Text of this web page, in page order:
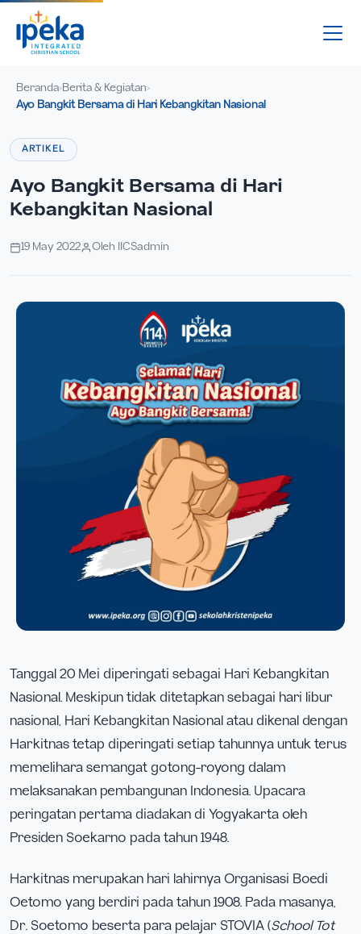
Beranda› Berita & Kegiatan›
Ayo Bangkit Bersama di Hari Kebangkitan Nasional
ARTIKEL
Ayo Bangkit Bersama di Hari
Kebangkitan Nasional
19 May 2022 Oleh IICSadmin
Tanggal 20 Mei diperingati sebagai Hari Kebangkitan
Nasional. Meskipun tidak ditetapkan sebagai hari libur
nasional, Hari Kebangkitan Nasional atau dikenal dengan
Harkitnas tetap diperingati setiap tahunnya untuk terus
memelihara semangat gotong-royong dalam
melaksanakan pembangunan Indonesia. Upacara
peringatan pertama diadakan di Yogyakarta oleh
Presiden Soekarno pada tahun 1948.
Harkitnas merupakan hari lahirnya Organisasi Boedi
Oetomo yang berdiri pada tahun 1908. Pada masanya,
Dr. Soetomo beserta para pelajar STOVIA (School Tot